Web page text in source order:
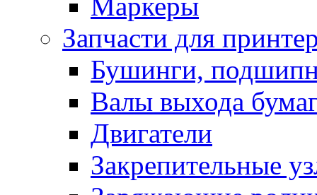
Запчасти для
Бушинги,
Валы выхода
Двигатели
Закрепительные